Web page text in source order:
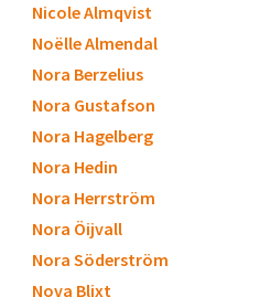
Nicole Almqvist
Noëlle Almendal
Nora Berzelius
Nora Gustafson
Nora Hagelberg
Nora Hedin
Nora Herrström
Nora Öijvall
Nora Söderström
Nova Blixt